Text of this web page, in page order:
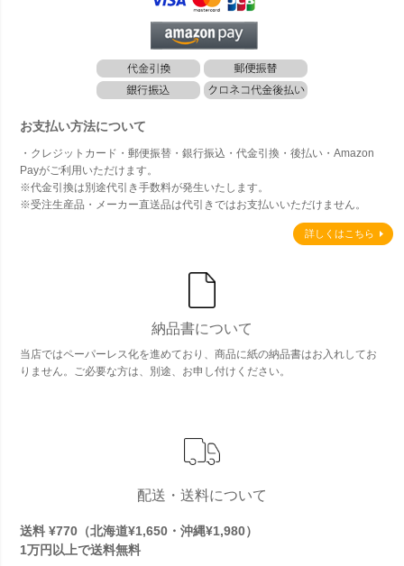
お支払い方法について
・クレジットカード・郵便振替・銀行振込・代金引換・後払い・Amazon
Payがご利用いただけます。
※代金引換は別途代引き手数料が発生いたします。
※受注生産品・メーカー直送品は代引きではお支払いいただけません。
詳しくはこちら
納品書について
当店ではペーパーレス化を進めており、商品に紙の納品書はお入れしてお
りません。ご必要な方は、別途、お申し付けください。
配送・送料について
送料 ¥770（北海道¥1,650・沖縄¥1,980）
1万円以上で送料無料